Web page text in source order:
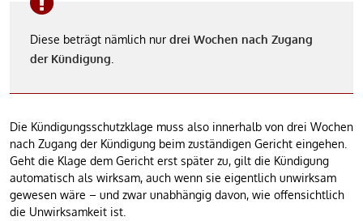
Diese beträgt nämlich nur drei Wochen nach Zugang
der Kündigung
Die Kündigungsschutzklage muss also innerhalb von drei Wochen
nach Zugang der Kündigung beim zuständigen Gericht eingehen.
Geht die Klage dem Gericht erst später zu, gilt die Kündigung
automatisch als wirksam, auch wenn sie eigentlich unwirksam
gewesen wäre – und zwar unabhängig davon, wie offensichtlich
die Unwirksamkeit ist.